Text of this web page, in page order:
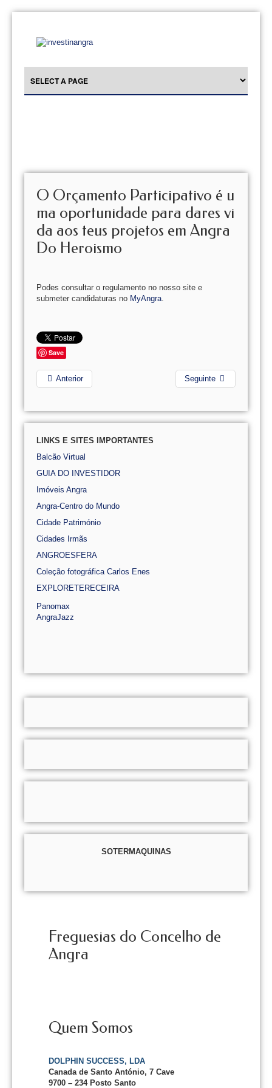
O Orçamento Participativo é u
ma oportunidade para dares vi
da aos teus projetos em Angra
Do Heroismo
Podes consultar o regulamento no nosso site e
submeter candidaturas no MyAngra.
Save
Anterior Seguinte
LINKS E SITES IMPORTANTES
Balcão Virtual
GUIA DO INVESTIDOR
Imóveis Angra
Angra-Centro do Mundo
Cidade Património
Cidades Irmãs
ANGROESFERA
Coleção fotográfica Carlos Enes
EXPLORETERECEIRA
Panomax
AngraJazz
SOTERMAQUINAS
Freguesias do Concelho de
Angra
Quem Somos
DOLPHIN SUCCESS, LDA
Canada de Santo António, 7 Cave
9700 – 234 Posto Santo